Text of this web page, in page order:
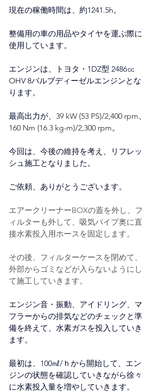
現在の稼働時間は、約1241.5h。
整備用の車の用品やタイヤを運ぶ際に
使用しています。
エンジンは、トヨタ・1DZ型 2486㏄
OHV 8バルブディーゼルエンジンとな
ります。
最高出力が、 39 kW (53 PS)/2,400 rpm、
160 Nm (16.3 kg-m)/2,300 rpm。
今回は、今後の維持を考え、リフレッ
シュ施工となりました。
ご依頼、ありがとうございます。
エアークリーナーBOXの蓋を外し、フ
ィルターも外して、吸気パイプ奥に直
接水素投入用ホースを固定します。
その後、フィルターケースを閉めて、
外部からゴミなどが入らないようにし
て施工していきます。
エンジン音・振動、アイドリング、マ
フラーからの排気などのチェックと準
備を終えて、水素ガスを投入していき
ます。
最初は、100㎖/ｈから開始して、エン
ジンの状態を確認していきながら徐々
に水素投入量を増やしていきます。